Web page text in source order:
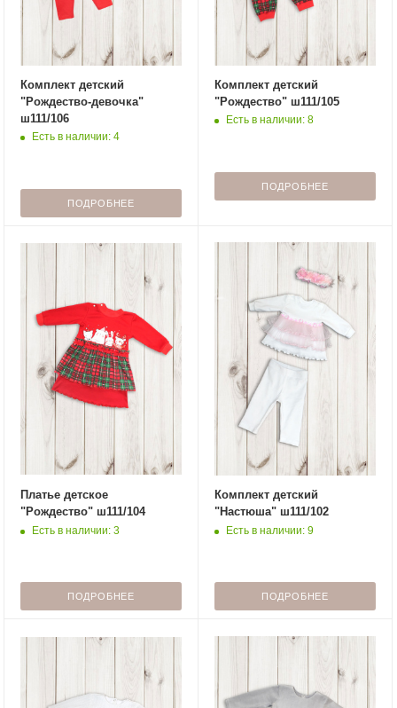
Комплект детский
"Рождество-девочка"
ш111/106
Есть в наличии: 4
ПОДРОБНЕЕ
Комплект детский
"Рождество" ш111/105
Есть в наличии: 8
ПОДРОБНЕЕ
Платье детское
"Рождество" ш111/104
Есть в наличии: 3
ПОДРОБНЕЕ
Комплект детский
"Настюша" ш111/102
Есть в наличии: 9
ПОДРОБНЕЕ